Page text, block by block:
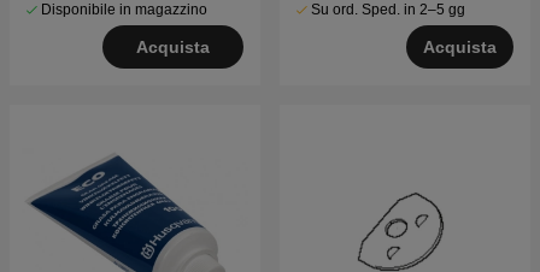
Disponibile in magazzino
Acquista
Su ord. Sped. in 2–5 gg
Acquista